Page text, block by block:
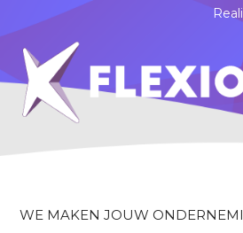
WE MAKEN JOUW